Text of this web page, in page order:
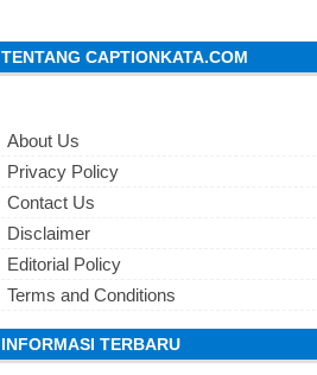
TENTANG CAPTIONKATA.COM
About Us
Privacy Policy
Contact Us
Disclaimer
Editorial Policy
Terms and Conditions
INFORMASI TERBARU